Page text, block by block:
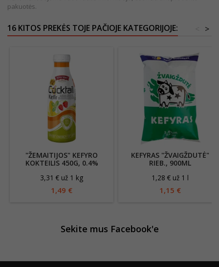
pakuotės.
16 KITOS PREKĖS TOJE PAČIOJE KATEGORIJOJE: >
"ŽEMAITIJOS" KEFYRO
KOKTEILIS 450G, 0.4%
BRAŠKĖMIS
3,31 € už 1 kg
1,49 €
KEFYRAS "ŽVAIGŽDUTĖ"
RIEB., 900ML
1,28 € už 1 l
1,15 €
Sekite mus Facebook'e